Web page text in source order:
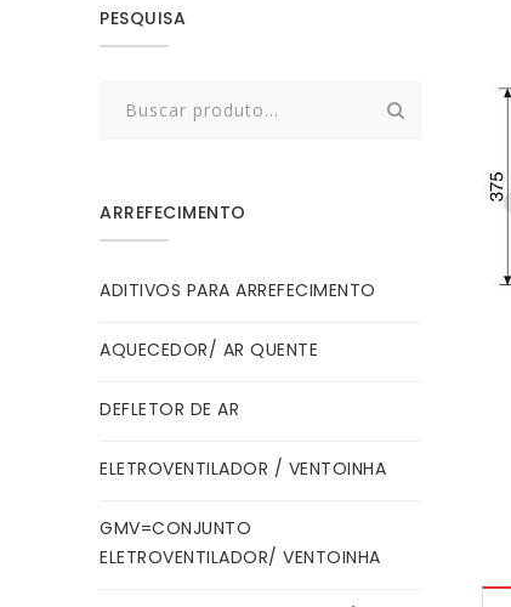
PESQUISA
ARREFECIMENTO
ADITIVOS PARA ARREFECIMENTO
AQUECEDOR/ AR QUENTE
DEFLETOR DE AR
ELETROVENTILADOR / VENTOINHA
GMV=CONJUNTO
ELETROVENTILADOR/ VENTOINHA